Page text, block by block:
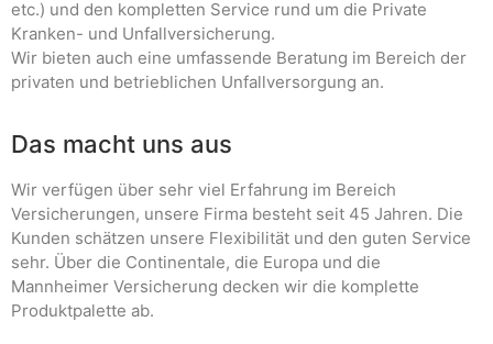
etc.) und den kompletten Service rund um die Private
Kranken- und Unfallversicherung.
Wir bieten auch eine umfassende Beratung im Bereich der
privaten und betrieblichen Unfallversorgung an.
Das macht uns aus
Wir verfügen über sehr viel Erfahrung im Bereich
Versicherungen, unsere Firma besteht seit 45 Jahren. Die
Kunden schätzen unsere Flexibilität und den guten Service
sehr. Über die Continentale, die Europa und die
Mannheimer Versicherung decken wir die komplette
Produktpalette ab.